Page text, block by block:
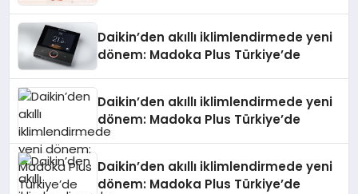
Daikin’den akıllı iklimlendirmede yeni
dönem: Madoka Plus Türkiye’de
Daikin’den akıllı iklimlendirmede yeni
dönem: Madoka Plus Türkiye’de
Daikin’den akıllı iklimlendirmede yeni
dönem: Madoka Plus Türkiye’de